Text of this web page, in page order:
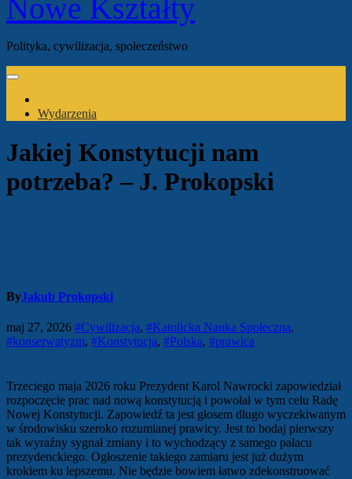
Nowe Kształty
Polityka, cywilizacja, społeczeństwo
Wydarzenia
Jakiej Konstytucji nam
potrzeba? – J. Prokopski
ByJakub Prokopski
maj 27, 2026 #Cywilizacja, #Katolicka Nauka Społeczna,
#konserwatyzm, #Konstytucja, #Polska, #prawica
Trzeciego maja 2026 roku Prezydent Karol Nawrocki zapowiedział
rozpoczęcie prac nad nową konstytucją i powołał w tym celu Radę
Nowej Konstytucji. Zapowiedź ta jest głosem długo wyczekiwanym
w środowisku szeroko rozumianej prawicy. Jest to bodaj pierwszy
tak wyraźny sygnał zmiany i to wychodzący z samego pałacu
prezydenckiego. Ogłoszenie takiego zamiaru jest już dużym
krokiem ku lepszemu. Nie będzie bowiem łatwo zdekonstruować